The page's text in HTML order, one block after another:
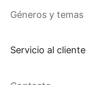
Géneros y temas
Servicio al cliente